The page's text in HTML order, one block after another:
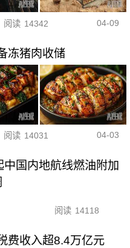
阅读 14342 04-09
冻猪肉收储
阅读 14031 04-03
中国内地航线燃油附加
阅读 14118
费收入超8.4万亿元